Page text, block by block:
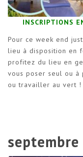
INSCRIPTIONS
Pour ce week end
lieu à disposition en
profitez du lieu en
vous poser seul ou à
ou travailler au vert !